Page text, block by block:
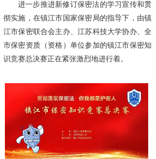
进一步推进新修订保密法的学习宣传和贯
彻实施，在镇江市国家保密局的指导下，由镇
江市保密联合会主办、江苏科技大学协办、全
市保密资质（资格）单位参加的镇江市保密知
识竞赛总决赛正在紧张激烈地进行着。